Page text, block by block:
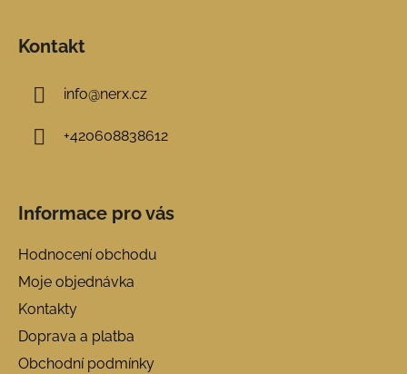
Kontakt
info@nerx.cz
+420608838612
Informace pro vás
Hodnocení obchodu
Moje objednávka
Kontakty
Doprava a platba
Obchodní podmínky